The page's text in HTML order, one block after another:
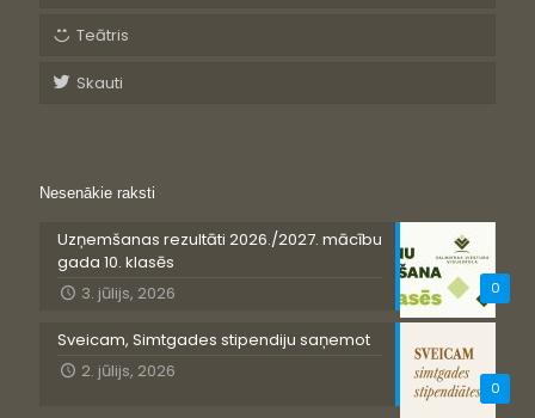
Teātris
Skauti
Nesenākie raksti
0
Uzņemšanas rezultāti 2026./2027. mācību
gada 10. klasēs
3. jūlijs, 2026
0
Sveicam, Simtgades stipendiju saņemot
2. jūlijs, 2026